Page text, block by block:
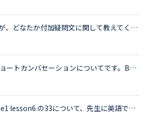
勉強不足で恐縮ですが、どなたか付加疑問文に関して教えてください。英会話初級の3にてあった文なのですが【例: Example】Teacher She is on a business tripYou She is on a business trip, isn't she? (Affirma...
文法の中級の50のショートカンバセーションについてです。Benjamin's son called him at his law firm while he was busy having a meeting. Benjamin &quot;What did my son say?&quot; Secretary &quot;He sai...
callan method stage1 lesson6 の33について、先生に英語で質問するほどの英語力がないのでこちらで質問させてください。Are these our shoes ? No,they aren't our shoes; they're their shoesAre these th...